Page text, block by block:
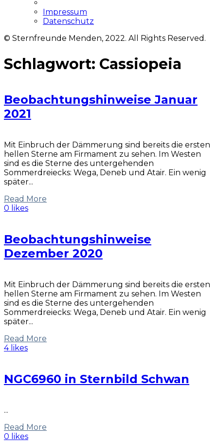
Impressum
Datenschutz
© Sternfreunde Menden, 2022. All Rights Reserved.
Schlagwort: Cassiopeia
Beobachtungshinweise Januar
2021
Mit Einbruch der Dämmerung sind bereits die ersten
hellen Sterne am Firmament zu sehen. Im Westen
sind es die Sterne des untergehenden
Sommerdreiecks: Wega, Deneb und Atair. Ein wenig
später...
Read More
0 likes
Beobachtungshinweise
Dezember 2020
Mit Einbruch der Dämmerung sind bereits die ersten
hellen Sterne am Firmament zu sehen. Im Westen
sind es die Sterne des untergehenden
Sommerdreiecks: Wega, Deneb und Atair. Ein wenig
später...
Read More
4 likes
NGC6960 in Sternbild Schwan
...
Read More
0 likes